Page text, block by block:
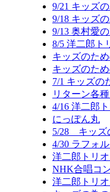
9/21 キッズ
9/18 キッズ
9/13 奥村愛
8/5 洋二郎ト
キッズのた
キッズのた
7/1 キッズの
リターン各
4/16 洋二郎
にっぽん丸
5/28 キッズ
4/30 ラフォ
洋二郎トリオ
NHK合唱コ
洋二郎トリ